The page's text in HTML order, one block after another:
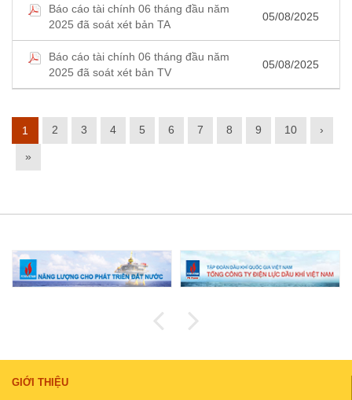
Báo cáo tài chính 06 tháng đầu năm
2025 đã soát xét bản TA
05/08/2025
Báo cáo tài chính 06 tháng đầu năm
2025 đã soát xét bản TV
05/08/2025
1 2 3 4 5 6 7 8 9 10 ›
»
GIỚI THIỆU